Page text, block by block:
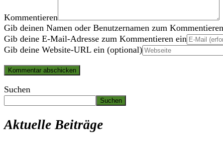
Kommentieren
Gib deinen Namen oder Benutzernamen zum
Gib deine E-Mail-Adresse zum Kommentieren ein
Gib deine Website-URL ein (optional)
Suchen
Suchen
Aktuelle Beiträge